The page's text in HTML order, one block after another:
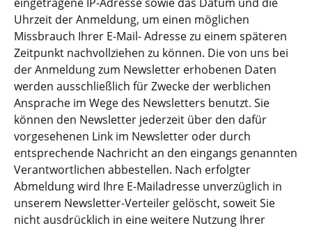
Uhrzeit der Anmeldung, um einen möglichen
Missbrauch Ihrer E-Mail- Adresse zu einem späteren
Zeitpunkt nachvollziehen zu können. Die von uns bei
der Anmeldung zum Newsletter erhobenen Daten
werden ausschließlich für Zwecke der werblichen
Ansprache im Wege des Newsletters benutzt. Sie
können den Newsletter jederzeit über den dafür
vorgesehenen Link im Newsletter oder durch
entsprechende Nachricht an den eingangs genannten
Verantwortlichen abbestellen. Nach erfolgter
Abmeldung wird Ihre E-Mailadresse unverzüglich in
unserem Newsletter-Verteiler gelöscht, soweit Sie
nicht ausdrücklich in eine weitere Nutzung Ihrer